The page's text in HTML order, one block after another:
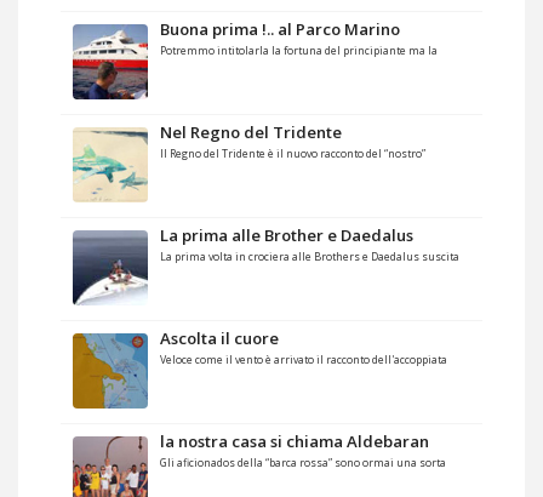
Buona prima !.. al Parco Marino
Potremmo intitolarla la fortuna del principiante ma la
Nel Regno del Tridente
Il Regno del Tridente è il nuovo racconto del “nostro”
La prima alle Brother e Daedalus
La prima volta in crociera alle Brothers e Daedalus suscita
Ascolta il cuore
Veloce come il vento è arrivato il racconto dell'accoppiata
la nostra casa si chiama Aldebaran
Gli aficionados della “barca rossa” sono ormai una sorta